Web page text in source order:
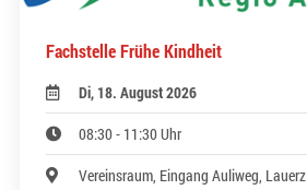
Fachstelle Frühe Kindheit
Di, 18. August 2026
08:30 - 11:30 Uhr
Vereinsraum, Eingang Auliweg, Lauerz